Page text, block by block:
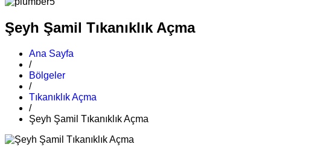
Şeyh Şamil Tıkanıklık Açma
Ana Sayfa
/
Bölgeler
/
Tıkanıklık Açma
/
Şeyh Şamil Tıkanıklık Açma